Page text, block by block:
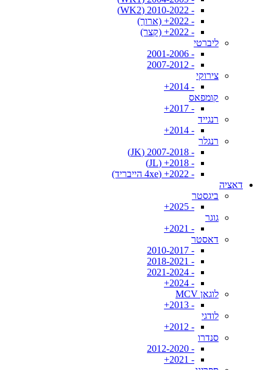
- 2010-2022 (WK2)
- 2022+ (ארוך)
- 2022+ (קצר)
ליברטי
- 2001-2006
- 2007-2012
צירוקי
- 2014+
קומפאס
- 2017+
רנגייד
- 2014+
רנגלר
- 2007-2018 (JK)
- 2018+ (JL)
- 2022+ (4xe הייבריד)
דאציה
ביגסטר
- 2025+
גוגר
- 2021+
דאסטר
- 2010-2017
- 2018-2021
- 2021-2024
- 2024+
לוגאן MCV
- 2013+
לודגי
- 2012+
סנדרו
- 2012-2020
- 2021+